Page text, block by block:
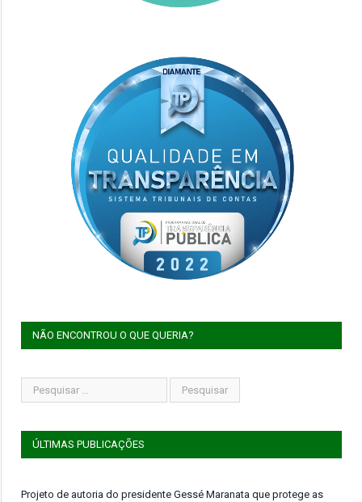
NÃO ENCONTROU O QUE QUERIA?
ÚLTIMAS PUBLICAÇÕES
Projeto de autoria do presidente Gessé Maranata que protege as